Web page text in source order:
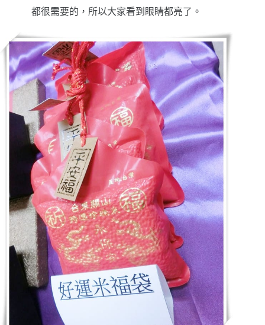
都很需要的，所以大家看到眼睛都亮了。